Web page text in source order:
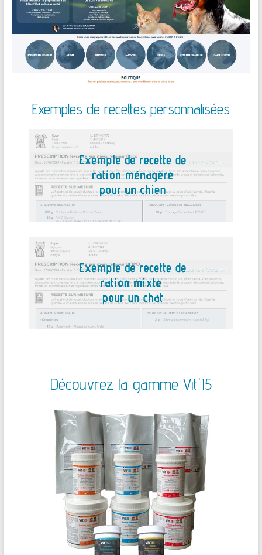
Exemples de recettes personnalisées
Découvrez la gamme Vit'I5